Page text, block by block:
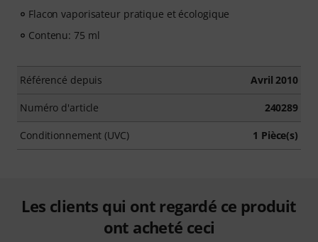
Flacon vaporisateur pratique et écologique
Contenu: 75 ml
Référencé depuis Avril 2010
Numéro d'article 240289
Conditionnement (UVC) 1 Pièce(s)
Les clients qui ont regardé ce produit
ont acheté ceci